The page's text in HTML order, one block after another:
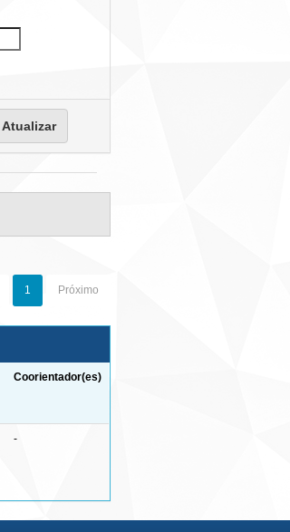
1 Próximo
Coorientador(es)
-